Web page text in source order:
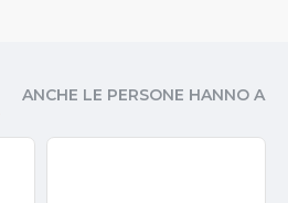
ANCHE LE PERSONE HANNO